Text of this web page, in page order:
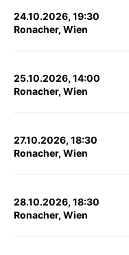
24.10.2026, 19:30
Ronacher, Wien
25.10.2026, 14:00
Ronacher, Wien
27.10.2026, 18:30
Ronacher, Wien
28.10.2026, 18:30
Ronacher, Wien